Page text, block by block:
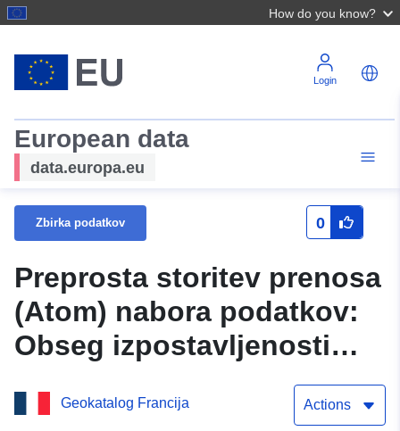
How do you know?
Login
European data
data.europa.eu
Zbirka podatkov 0
Preprosta storitev prenosa
(Atom) nabora podatkov:
Obseg izpostavljenosti
tveganju – revidirana
PPRN Le-Champ-près-
Geokatalog Francija Actions